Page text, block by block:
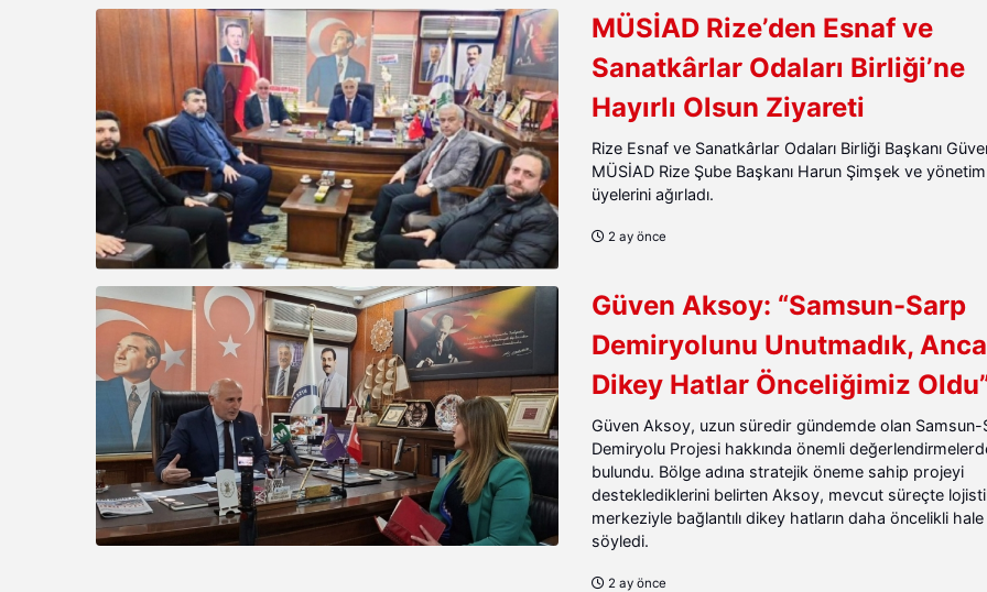
MÜSİAD Rize’den Esnaf ve
Sanatkârlar Odaları Birliği’ne
Hayırlı Olsun Ziyareti
Rize Esnaf ve Sanatkârlar Odaları Birliği Başkanı
MÜSİAD Rize Şube Başkanı Harun Şimşek ve
üyelerini ağırladı.
2 ay önce
Güven Aksoy: “Samsun-Sarp
Demiryolunu Unutmadık,
Dikey Hatlar Önceliğimiz
Güven Aksoy, uzun süredir gündemde olan Samsun-
Demiryolu Projesi hakkında önemli
bulundu. Bölge adına stratejik öneme sahip projeyi
desteklediklerini belirten Aksoy, mevcut süreçte
merkeziyle bağlantılı dikey hatların daha öncelikli
söyledi.
2 ay önce